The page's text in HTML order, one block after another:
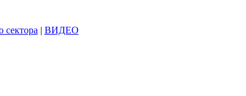
сектора | ВИДЕО